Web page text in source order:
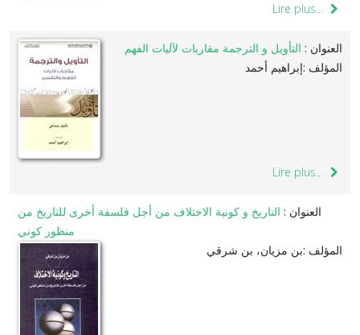
Lire plus...
العنوان : التأويل و الترجمة مقاربات لآليات الفهم
المؤلف :إبراهيم أحمد
Lire plus...
العنوان : التاريخ و كونية الاختلاف من أجل فلسفة أخرى للتاريخ من
منظور كوني
المؤلف :بن مزيان، بن شرقي